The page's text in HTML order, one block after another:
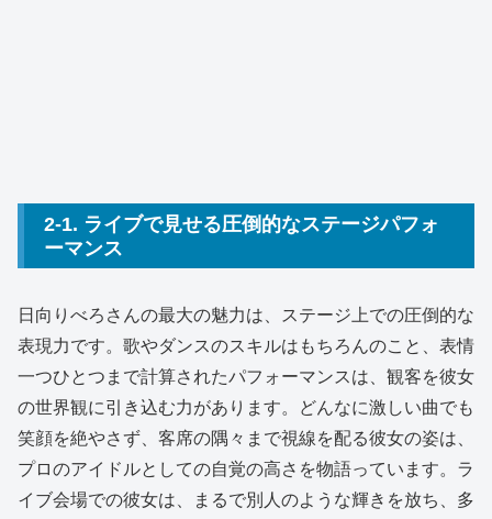
2-1. ライブで見せる圧倒的なステージパフォ
ーマンス
日向りべろさんの最大の魅力は、ステージ上での圧倒的な
表現力です。歌やダンスのスキルはもちろんのこと、表情
一つひとつまで計算されたパフォーマンスは、観客を彼女
の世界観に引き込む力があります。どんなに激しい曲でも
笑顔を絶やさず、客席の隅々まで視線を配る彼女の姿は、
プロのアイドルとしての自覚の高さを物語っています。ラ
イブ会場での彼女は、まるで別人のような輝きを放ち、多